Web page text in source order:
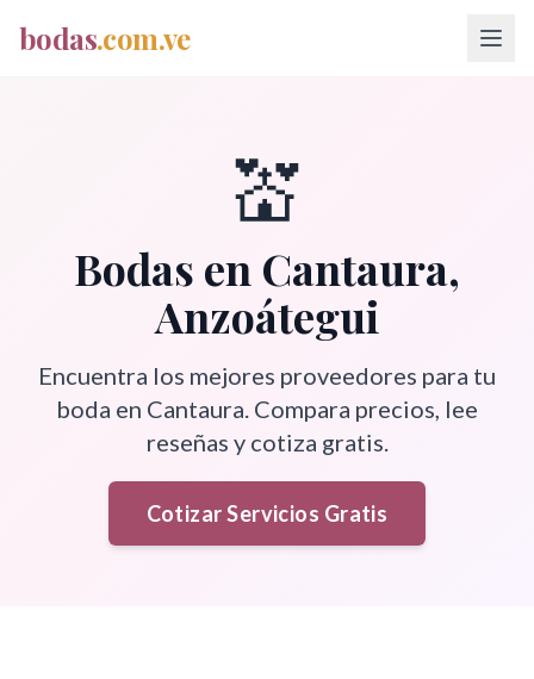
bodas.com.ve
💒
Bodas en Cantaura,
Anzoátegui
Encuentra los mejores proveedores para tu
boda en Cantaura. Compara precios, lee
reseñas y cotiza gratis.
Cotizar Servicios Gratis